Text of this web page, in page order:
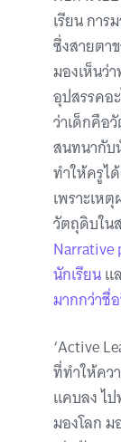
เรียน กา
ซึ่งสายตา
มองเห็นว่
อุปสรรคอ
ว่าเด็กคือ
สนทนากับ
ทำให้ครูไ
เพราะเห
วัตถุดิบใน
Narrative
นักเรียนแ
มากกว่าชื่
‘Active
ที่ทำให้คว
แคบลง ไ
มองโลก ม